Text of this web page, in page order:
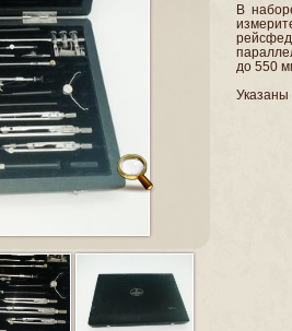
В
до 550
Указаны